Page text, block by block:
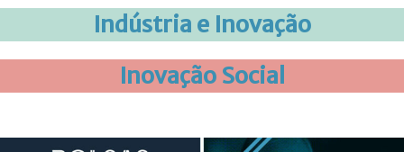
Indústria e Inovação
Inovação Social